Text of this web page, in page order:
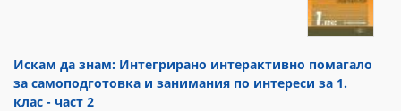
Искам да знам: Интегрирано интерактивно помагало
за самоподготовка и занимания по интереси за 1.
клас - част 2